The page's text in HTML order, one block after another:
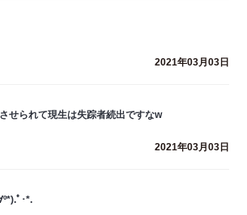
2021年03月03日
せられて現生は失踪者続出ですなw
2021年03月03日
ﾟ･*.